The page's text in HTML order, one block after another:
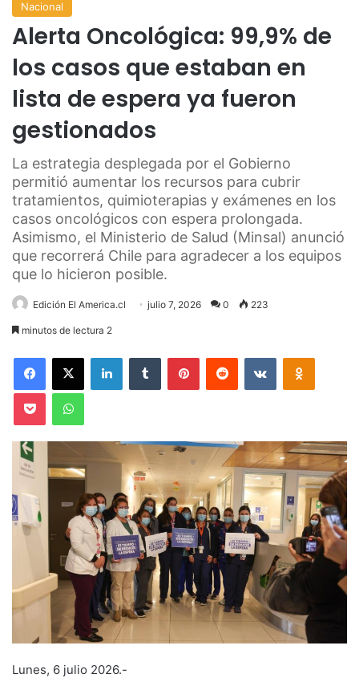
Nacional
Alerta Oncológica: 99,9% de
los casos que estaban en
lista de espera ya fueron
gestionados
La estrategia desplegada por el Gobierno
permitió aumentar los recursos para cubrir
tratamientos, quimioterapias y exámenes en los
casos oncológicos con espera prolongada.
Asimismo, el Ministerio de Salud (Minsal) anunció
que recorrerá Chile para agradecer a los equipos
que lo hicieron posible.
Edición El America.cl julio 7, 2026 0 223
minutos de lectura 2
Facebook
X LinkedInTumblr PinterestReddit VKontakte
Pocket WhatsApp
Lunes, 6 julio 2026.-